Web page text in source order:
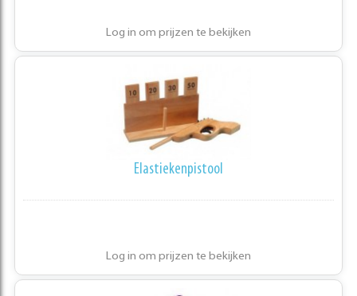
Log in om prijzen te bekijken
Elastiekenpistool
Log in om prijzen te bekijken